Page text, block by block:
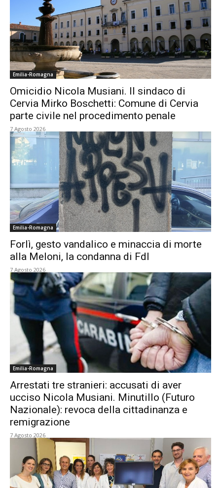
Emilia-Romagna
Omicidio Nicola Musiani. Il sindaco di
Cervia Mirko Boschetti: Comune di Cervia
parte civile nel procedimento penale
7 Agosto 2026
Emilia-Romagna
Forlì, gesto vandalico e minaccia di morte
alla Meloni, la condanna di FdI
7 Agosto 2026
Emilia-Romagna
Arrestati tre stranieri: accusati di aver
ucciso Nicola Musiani. Minutillo (Futuro
Nazionale): revoca della cittadinanza e
remigrazione
7 Agosto 2026